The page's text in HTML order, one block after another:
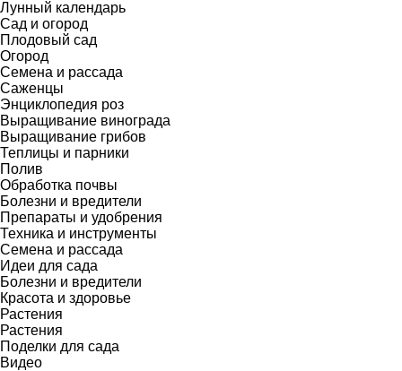
Лунный календарь
Сад и огород
Плодовый сад
Огород
Семена и рассада
Саженцы
Энциклопедия роз
Выращивание винограда
Выращивание грибов
Теплицы и парники
Полив
Обработка почвы
Болезни и вредители
Препараты и удобрения
Техника и инструменты
Семена и рассада
Идеи для сада
Болезни и вредители
Красота и здоровье
Растения
Растения
Поделки для сада
Видео